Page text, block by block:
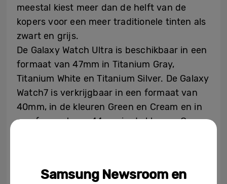
meestal kiest meer dan de helft van de
kopers voor een meer traditionele tinten als
zwart en grijs.
De Galaxy Watch Ultra is beschikbaar in een
formaat van 47mm in Titanium Gray,
Titanium White en Titanium Silver. De Galaxy
Watch7 is verkrijgbaar in een formaat van
40mm, in de kleuren Green en Cream en in
een formaat van 44mm in de kleuren Green
Titanium Silver en 7% voor Titanium White.
Samsung Newsroom en